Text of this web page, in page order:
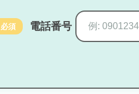
必須 電話番号